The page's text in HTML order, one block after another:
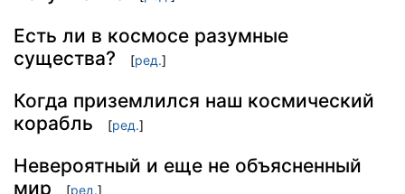
Есть ли в космосе разумные
существа?
[ред.]
Когда приземлился наш космический
корабль
[ред.]
Невероятный и еще не объясненный
мир
[ред.]